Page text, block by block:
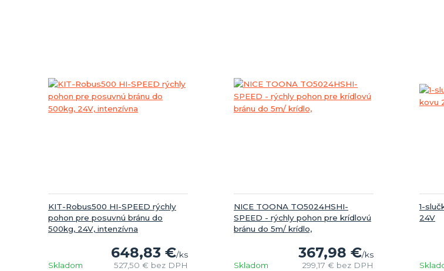
KIT-Robus500 HI-SPEED rýchly
pohon pre posuvnú bránu do
500kg, 24V, intenzívna
648,83 €/ks
527,50 € bez DPH
Skladom
NICE TOONA TO5024HSHI-
SPEED - rýchly pohon pre krídlovú
bránu do 5m/ krídlo,
367,98 €/ks
299,17 € bez DPH
Skladom
1-
24V